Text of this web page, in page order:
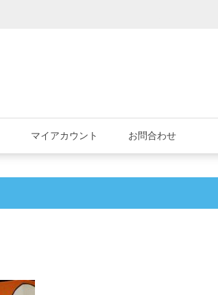
マイアカウント お問合わせ